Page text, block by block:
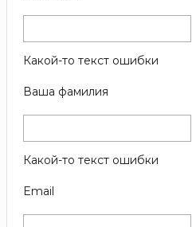
Какой-то текст ошибки
Ваша фамилия
Какой-то текст ошибки
Email